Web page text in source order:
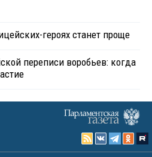
героях станет проще
переписи воробьев: когда